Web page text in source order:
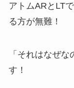
アトムARとLT
る方が無難！
「それはなぜ
す！